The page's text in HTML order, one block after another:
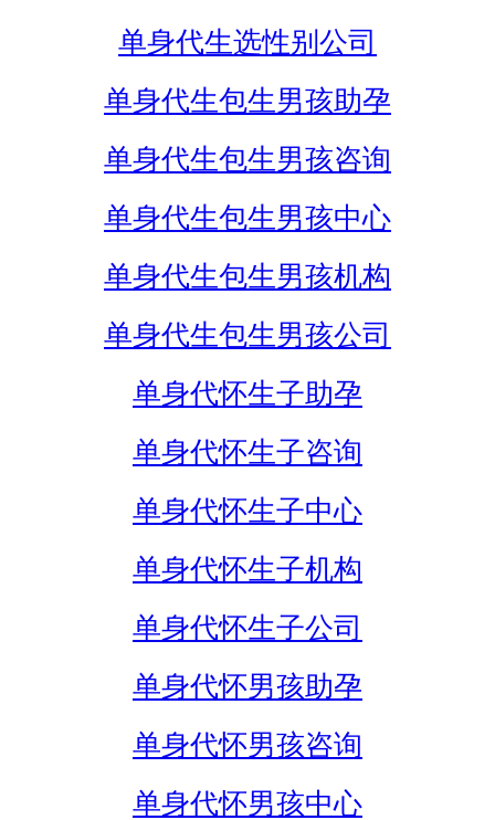
单身代生选性别公司
单身代生包生男孩助孕
单身代生包生男孩咨询
单身代生包生男孩中心
单身代生包生男孩机构
单身代生包生男孩公司
单身代怀生子助孕
单身代怀生子咨询
单身代怀生子中心
单身代怀生子机构
单身代怀生子公司
单身代怀男孩助孕
单身代怀男孩咨询
单身代怀男孩中心